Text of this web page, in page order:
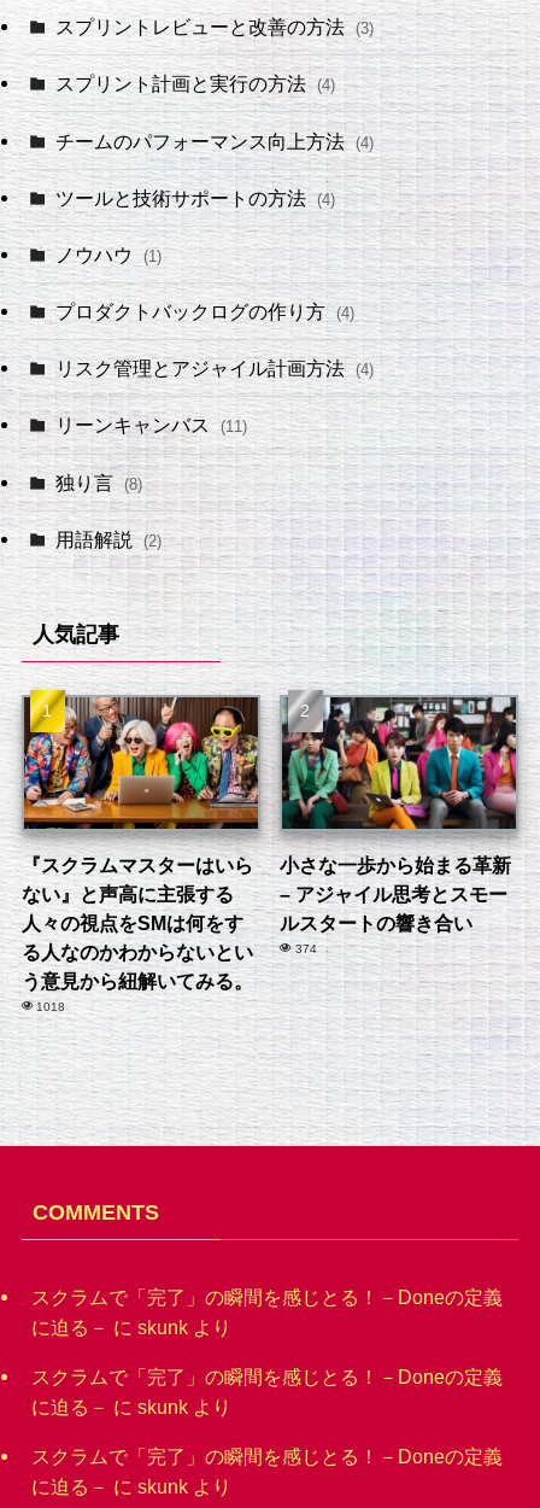
スプリントレビューと改善の方法 (3)
スプリント計画と実行の方法 (4)
チームのパフォーマンス向上方法 (4)
ツールと技術サポートの方法 (4)
ノウハウ (1)
プロダクトバックログの作り方 (4)
リスク管理とアジャイル計画方法 (4)
リーンキャンバス (11)
独り言 (8)
用語解説 (2)
人気記事
『スクラムマスターはいら
ない』と声高に主張する
人々の視点をSMは何をす
る人なのかわからないとい
う意見から紐解いてみる。
1018
小さな一歩から始まる革新
– アジャイル思考とスモー
ルスタートの響き合い
374
COMMENTS
スクラムで「完了」の瞬間を感じとる！－Doneの定義
に迫る－ に skunkより
スクラムで「完了」の瞬間を感じとる！－Doneの定義
に迫る－ に skunkより
スクラムで「完了」の瞬間を感じとる！－Doneの定義
に迫る－ に skunkより